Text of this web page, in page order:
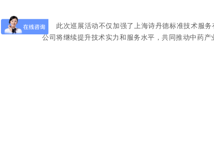
此次巡展活动不仅加强了上海诗丹德标准技术服
公司将继续提升技术实力和服务水平，共同推动中药产